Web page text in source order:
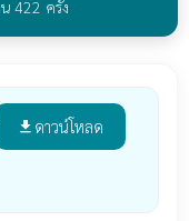
422 ครั้ง
file_download ดาวน์โหลด